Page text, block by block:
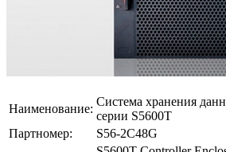
Наименование:
Система хранения
серии S5600T
Партномер:
S56-2C48G